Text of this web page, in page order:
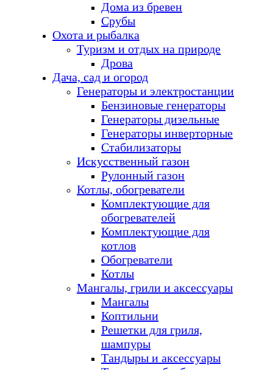
Дома из бревен
Срубы
Охота и рыбалка
Туризм и отдых на природе
Дрова
Дача, сад и огород
Генераторы и электростанции
Бензиновые генераторы
Генераторы дизельные
Генераторы инверторные
Стабилизаторы
Искусственный газон
Рулонный газон
Котлы, обогреватели
Комплектующие для
обогревателей
Комплектующие для
котлов
Обогреватели
Котлы
Мангалы, грили и аксессуары
Мангалы
Коптильни
Решетки для гриля,
шампуры
Тандыры и аксессуары